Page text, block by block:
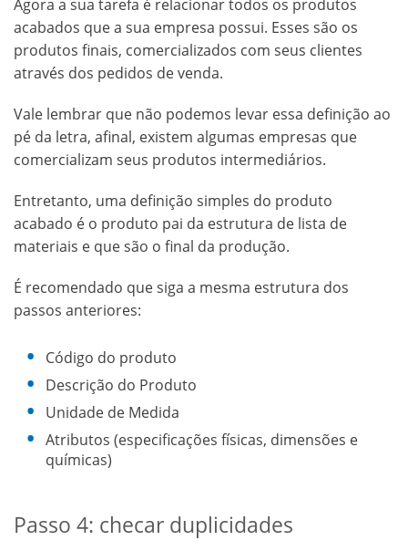
Agora a sua tarefa é relacionar todos os produtos
acabados que a sua empresa possui. Esses são os
produtos finais, comercializados com seus clientes
através dos pedidos de venda.
Vale lembrar que não podemos levar essa definição ao
pé da letra, afinal, existem algumas empresas que
comercializam seus produtos intermediários.
Entretanto, uma definição simples do produto
acabado é o produto pai da estrutura de lista de
materiais e que são o final da produção.
É recomendado que siga a mesma estrutura dos
passos anteriores:
Código do produto
Descrição do Produto
Unidade de Medida
Atributos (especificações físicas, dimensões e
químicas)
Passo 4: checar duplicidades